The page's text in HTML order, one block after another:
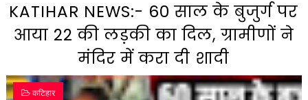
KATIHAR NEWS:- 60 साल के बुजुर्ग पर
आया 22 की लड़की का दिल, ग्रामीणों ने
मंदिर में करा दी शादी
कटिहार